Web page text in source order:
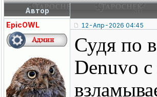
Автор
EpicOWL
12-Апр-2026 04:45
Судя по
Denuvo